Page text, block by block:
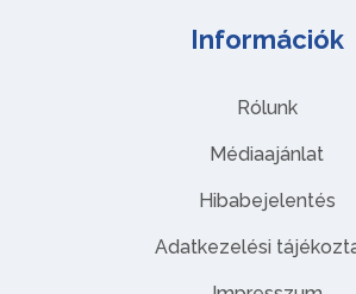
Információk
Rólunk
Médiaajánlat
Hibabejelentés
Adatkezelési